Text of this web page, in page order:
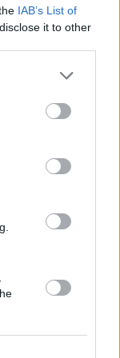
IAB’s List of
it to other